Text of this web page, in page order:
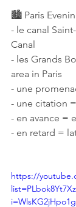
🏙️ Paris
- le canal
Canal
- les Grands
area in Paris
- une
- une citation
- en avance =
- en retard =
https://